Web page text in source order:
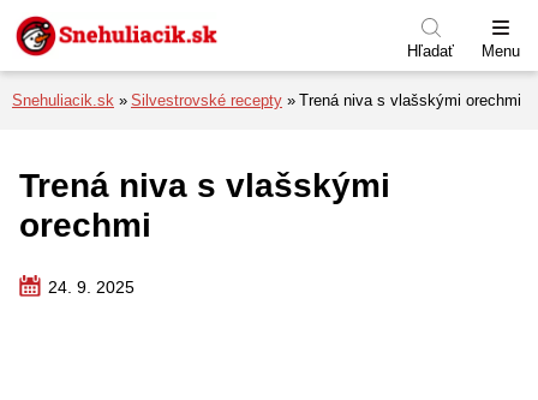
Preskočiť na menu
Preskočiť na obsah
Preskočiť na pätu
Hľadať Menu
Snehuliacik.sk Silvestrovské recepty Trená niva s vlašskými orechmi
Trená niva s vlašskými
orechmi
24. 9. 2025